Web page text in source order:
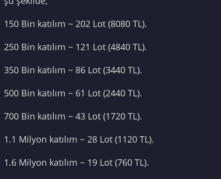
150 Bin katılım ~ 202 Lot (8080 TL).
250 Bin katılım ~ 121 Lot (4840 TL).
350 Bin katılım ~ 86 Lot (3440 TL).
500 Bin katılım ~ 61 Lot (2440 TL).
700 Bin katılım ~ 43 Lot (1720 TL).
1.1 Milyon katılım ~ 28 Lot (1120 TL).
1.6 Milyon katılım ~ 19 Lot (760 TL).